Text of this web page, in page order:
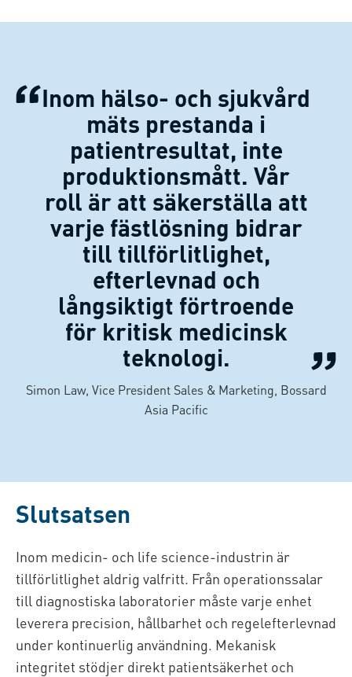
Inom hälso- och sjukvård
mäts prestanda i
patientresultat, inte
produktionsmått. Vår
roll är att säkerställa att
varje fästlösning bidrar
till tillförlitlighet,
efterlevnad och
långsiktigt förtroende
för kritisk medicinsk
teknologi.
Simon Law, Vice President Sales & Marketing, Bossard
Asia Pacific
Slutsatsen
Inom medicin- och life science-industrin är
tillförlitlighet aldrig valfritt. Från operationssalar
till diagnostiska laboratorier måste varje enhet
leverera precision, hållbarhet och regelefterlevnad
under kontinuerlig användning. Mekanisk
integritet stödjer direkt patientsäkerhet och